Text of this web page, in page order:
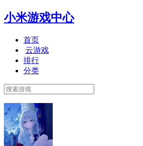
小米游戏中心
首页
云游戏
排行
分类